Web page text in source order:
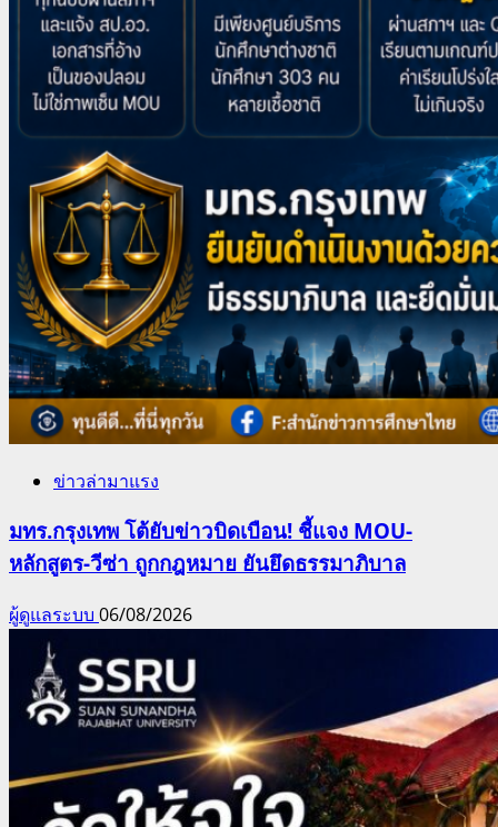
ข่าวล่ามาแรง
มทร.กรุงเทพ โต้ยับข่าวบิดเบือน! ชี้แจง MOU-
หลักสูตร-วีซ่า ถูกกฎหมาย ยันยึดธรรมาภิบาล
ผู้ดูแลระบบ 06/08/2026